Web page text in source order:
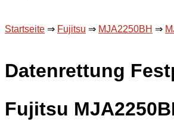
Startseite ⇒ Fujitsu ⇒ MJA2250BH ⇒
Datenrettung
Fujitsu